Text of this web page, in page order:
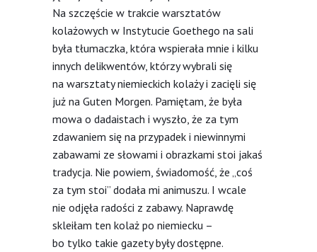
Na szczęście w trakcie warsztatów
kolażowych w Instytucie Goethego na sali
była tłumaczka, która wspierała mnie i kilku
innych delikwentów, którzy wybrali się
na warsztaty niemieckich kolaży i zacięli się
już na Guten Morgen. Pamiętam, że była
mowa o dadaistach i wyszło, że za tym
zdawaniem się na przypadek i niewinnymi
zabawami ze słowami i obrazkami stoi jakaś
tradycja. Nie powiem, świadomość, że „coś
za tym stoi” dodała mi animuszu. I wcale
nie odjęła radości z zabawy. Naprawdę
skleiłam ten kolaż po niemiecku –
bo tylko takie gazety były dostępne.